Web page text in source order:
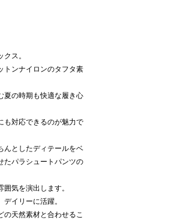
ス。
トンナイロンのタフタ素
夏の時期も快適な履き心
も対応できるのが魅力で
んとしたディテールをベ
たパラシュートパンツの
気を演出します。
イリーに活躍。
の天然素材と合わせるこ